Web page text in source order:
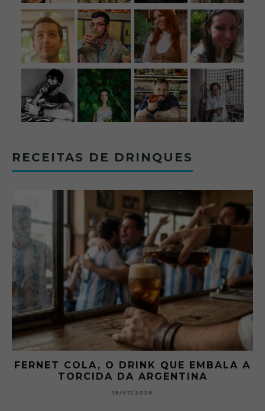
RECEITAS DE DRINQUES
FERNET COLA, O DRINK QUE EMBALA A
TORCIDA DA ARGENTINA
19/07/2026